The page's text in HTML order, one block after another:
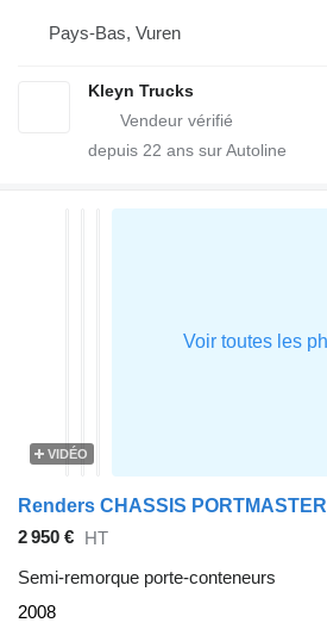
Pays-Bas, Vuren
Kleyn Trucks
depuis 22 ans sur Autoline
VIDÉO
Renders CHASSIS PORTMASTER
2 950 € HT
Semi-remorque porte-conteneurs
2008